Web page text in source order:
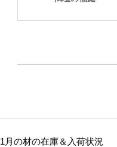
1月の材の在庫＆入荷状況